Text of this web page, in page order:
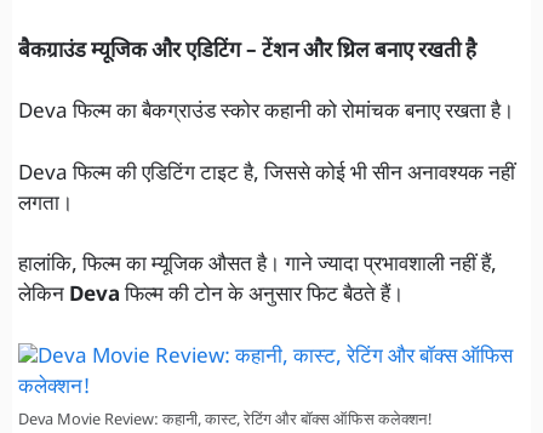
बैकग्राउंड म्यूजिक और एडिटिंग – टेंशन और थ्रिल बनाए रखती है
Deva फिल्म का बैकग्राउंड स्कोर कहानी को रोमांचक बनाए रखता है।
Deva फिल्म की एडिटिंग टाइट है, जिससे कोई भी सीन अनावश्यक नहीं
लगता।
हालांकि, फिल्म का म्यूजिक औसत है। गाने ज्यादा प्रभावशाली नहीं हैं,
लेकिन Devaफिल्म की टोन के अनुसार फिट बैठते हैं।
Deva Movie Review: कहानी, कास्ट, रेटिंग और बॉक्स ऑफिस कलेक्शन!